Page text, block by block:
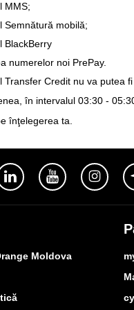
MMS;
Semnătură mobilă;
BlackBerry
numerelor noi PrePay.
Transfer Credit nu va putea
în intervalul 03:30 -
înţelegerea ta.
Moldova